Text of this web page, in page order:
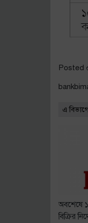
Posted
এ
অবশেষে
বিক্রির